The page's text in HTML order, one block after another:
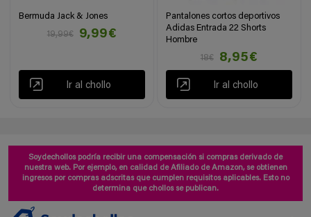
Bermuda Jack & Jones
19,99€
9,99€
Ir al chollo
Pantalones cortos deportivos
Adidas Entrada 22 Shorts
Hombre
18€
8,95€
Ir al chollo
Soydechollos podría recibir una compensación si compras derivado de
nuestra web. Por ejemplo, en calidad de Afiliado de Amazon, se obtienen
ingresos por compras adscritas que cumplen requisitos aplicables. Esto no
determina que chollos se publican.